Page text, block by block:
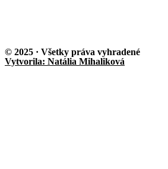
© 2025 · Všetky práva vyhradené
Vytvorila: Natália Mihaliková